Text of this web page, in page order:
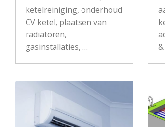
ketelreiniging, onderhoud
CV ketel, plaatsen van
radiatoren,
gasinstallaties, …